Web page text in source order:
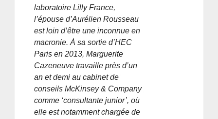
laboratoire Lilly France,
l’épouse d’Aurélien Rousseau
est loin d’être une inconnue en
macronie. À sa sortie d’HEC
Paris en 2013, Marguerite
Cazeneuve travaille près d’un
an et demi au cabinet de
conseils McKinsey & Company
comme ‘consultante junior’, où
elle est notamment chargée de